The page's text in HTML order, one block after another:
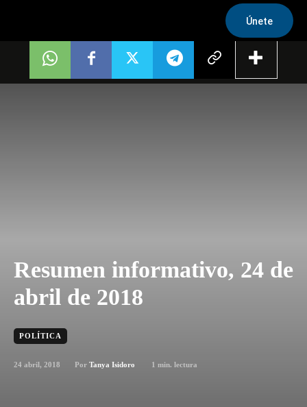
Únete
Resumen informativo, 24 de
abril de 2018
POLÍTICA
24 abril, 2018 Por Tanya Isidoro 1 min. lectura